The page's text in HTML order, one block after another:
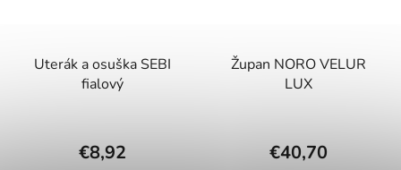
Uterák a osuška SEBI
fialový
€8,92
Župan NORO VELUR
LUX
€40,70